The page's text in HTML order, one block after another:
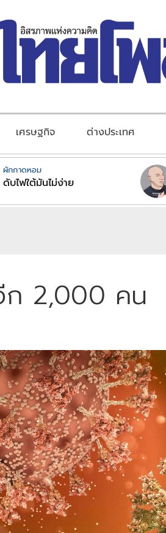
เศรษฐกิจ ต่างประเทศ
ผักกาดหอม
ดับไฟใต้มันไม่ง่าย
ก 2,000 คน